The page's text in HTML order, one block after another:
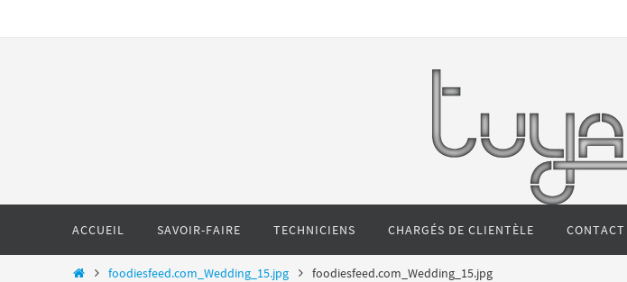
ACCUEIL SAVOIR-FAIRE TECHNICIENS CHARGÉS DE CLIENTÈLE CONTACT
foodiesfeed.com_Wedding_15.jpg foodiesfeed.com_Wedding_15.jpg